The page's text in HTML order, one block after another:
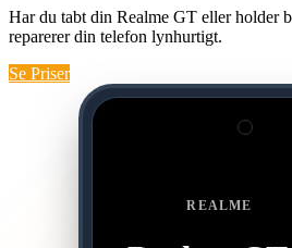
Har du tabt din Realme GT eller holder
reparerer din telefon lynhurtigt.
Se Priser
REALME